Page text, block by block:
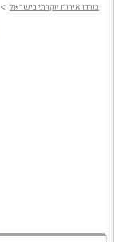
בורדו אירוח יוקרתי בישראל